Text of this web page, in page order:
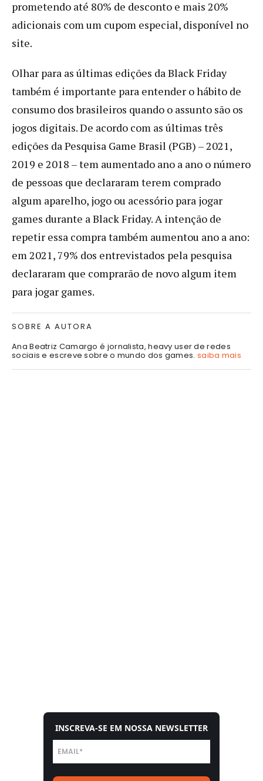
prometendo até 80% de desconto e mais 20%
adicionais com um cupom especial, disponível no
site.
Olhar para as últimas edições da Black Friday
também é importante para entender o hábito de
consumo dos brasileiros quando o assunto são os
jogos digitais. De acordo com as últimas três
edições da Pesquisa Game Brasil (PGB) – 2021,
2019 e 2018 – tem aumentado ano a ano o número
de pessoas que declararam terem comprado
algum aparelho, jogo ou acessório para jogar
games durante a Black Friday. A intenção de
repetir essa compra também aumentou ano a ano:
em 2021, 79% dos entrevistados pela pesquisa
declararam que comprarão de novo algum item
para jogar games.
SOBRE A AUTORA
Ana Beatriz Camargo é jornalista, heavy user de redes
sociais e escreve sobre o mundo dos games. saiba mais
INSCREVA-SE EM NOSSA NEWSLETTER